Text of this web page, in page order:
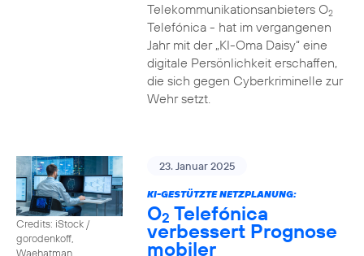
Telekommunikationsanbieters O2
Telefónica - hat im vergangenen
Jahr mit der „KI-Oma Daisy“ eine
digitale Persönlichkeit erschaffen,
die sich gegen Cyberkriminelle zur
Wehr setzt.
Credits: iStock /
gorodenkoff,
Waehatman
23. Januar 2025
KI-GESTÜTZTE NETZPLANUNG:
O2 Telefónica
verbessert Prognose
mobiler